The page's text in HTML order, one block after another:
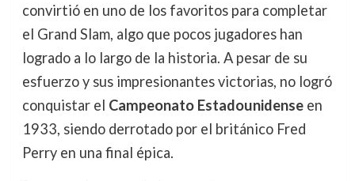
convirtió en uno de los favoritos para completar
el Grand Slam, algo que pocos jugadores han
logrado a lo largo de la historia. A pesar de su
esfuerzo y sus impresionantes victorias, no logró
conquistar el Campeonato Estadounidenseen
1933, siendo derrotado por el británico Fred
Perry en una final épica.